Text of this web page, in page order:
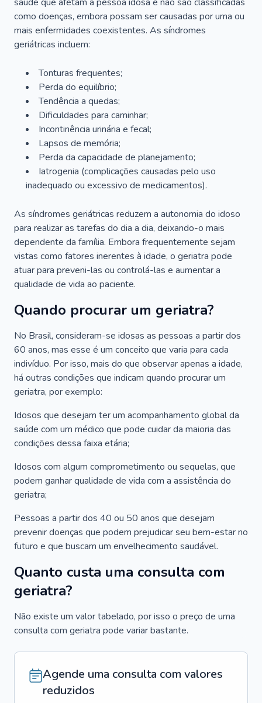
como doenças, embora possam ser causadas por uma ou
mais enfermidades coexistentes. As síndromes
geriátricas incluem:
Tonturas frequentes;
Perda do equilíbrio;
Tendência a quedas;
Dificuldades para caminhar;
Incontinência urinária e fecal;
Lapsos de memória;
Perda da capacidade de planejamento;
Iatrogenia (complicações causadas pelo uso
inadequado ou excessivo de medicamentos).
As síndromes geriátricas reduzem a autonomia do idoso
para realizar as tarefas do dia a dia, deixando-o mais
dependente da família. Embora frequentemente sejam
vistas como fatores inerentes à idade, o geriatra pode
atuar para preveni-las ou controlá-las e aumentar a
qualidade de vida ao paciente.
Quando procurar um geriatra?
No Brasil, consideram-se idosas as pessoas a partir dos
60 anos, mas esse é um conceito que varia para cada
indivíduo. Por isso, mais do que observar apenas a idade,
há outras condições que indicam quando procurar um
geriatra, por exemplo:
Idosos que desejam ter um acompanhamento global da
saúde com um médico que pode cuidar da maioria das
condições dessa faixa etária;
Idosos com algum comprometimento ou sequelas, que
podem ganhar qualidade de vida com a assistência do
geriatra;
Pessoas a partir dos 40 ou 50 anos que desejam
prevenir doenças que podem prejudicar seu bem-estar no
futuro e que buscam um envelhecimento saudável.
Quanto custa uma consulta com
geriatra?
Não existe um valor tabelado, por isso o preço de uma
consulta com geriatra pode variar bastante.
Agende uma consulta com valores
reduzidos